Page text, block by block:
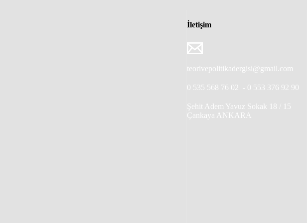
İletişim
teorivepolitikadergisi@gmail.com
0 535 568 76 02 - 0 553 376 92 90
Şehit Adem Yavuz Sokak 18 / 15
Çankaya ANKARA